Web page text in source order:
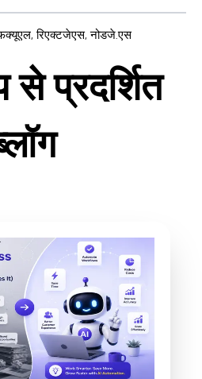
,रिएक्टजेएस,नोडजे.एस
प्रदर्शित